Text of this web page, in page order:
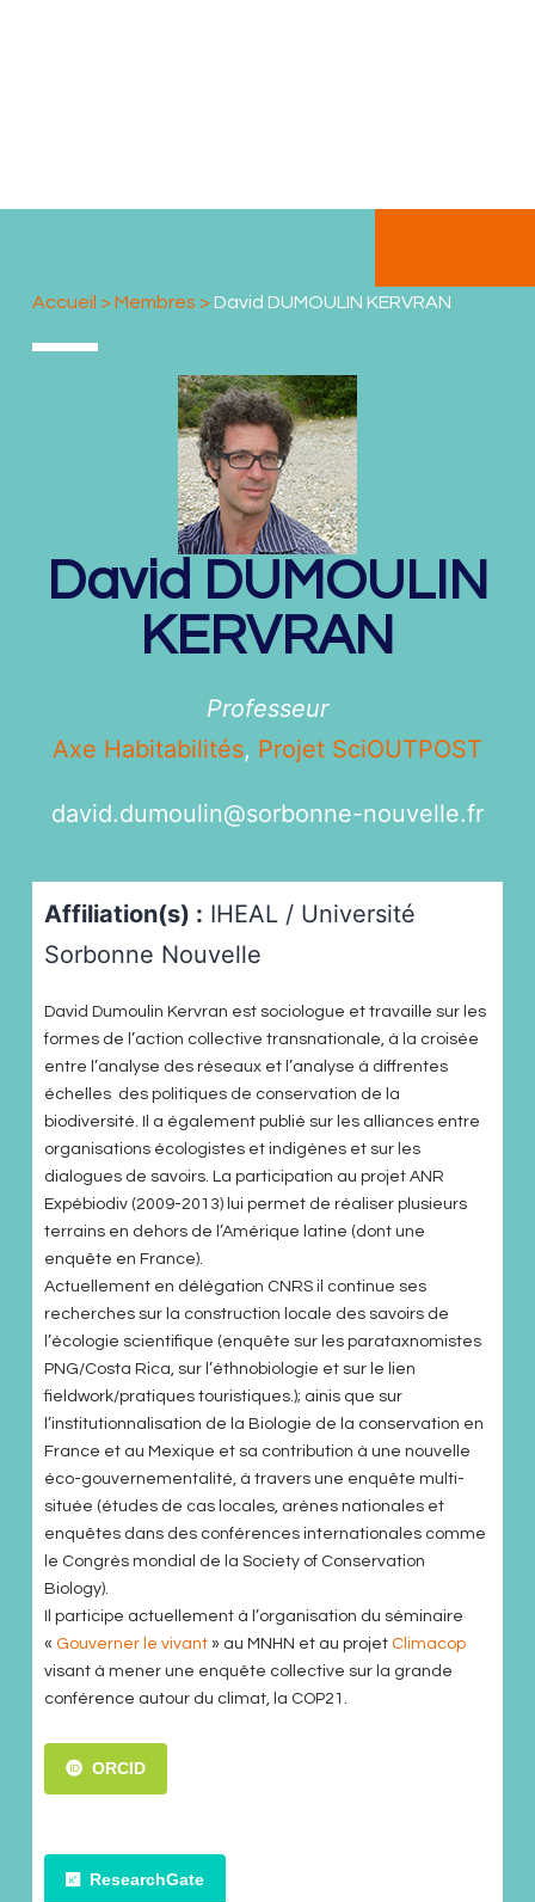
Accueil >Membres >David DUMOULIN KERVRAN
David DUMOULIN
KERVRAN
Professeur
Axe Habitabilités, Projet SciOUTPOST
david.dumoulin@sorbonne-nouvelle.fr
Affiliation(s) : IHEAL / Université
Sorbonne Nouvelle
David Dumoulin Kervran est sociologue et travaille sur les
formes de l’action collective transnationale, à la croisée
entre l’analyse des réseaux et l’analyse à diffrentes
échelles des politiques de conservation de la
biodiversité. Il a également publié sur les alliances entre
organisations écologistes et indigènes et sur les
dialogues de savoirs. La participation au projet ANR
Expébiodiv (2009-2013) lui permet de réaliser plusieurs
terrains en dehors de l’Amérique latine (dont une
enquête en France).
Actuellement en délégation CNRS il continue ses
recherches sur la construction locale des savoirs de
l’écologie scientifique (enquête sur les parataxnomistes
PNG/Costa Rica, sur l’éthnobiologie et sur le lien
fieldwork/pratiques touristiques.); ainis que sur
l’institutionnalisation de la Biologie de la conservation en
France et au Mexique et sa contribution à une nouvelle
éco-gouvernementalité, à travers une enquête multi-
située (études de cas locales, arènes nationales et
enquêtes dans des conférences internationales comme
le Congrès mondial de la Society of Conservation
Biology).
Il participe actuellement à l’organisation du séminaire
« Gouverner le vivant» au MNHN et au projet Climacop
visant à mener une enquête collective sur la grande
conférence autour du climat, la COP21.
ORCID
ResearchGate